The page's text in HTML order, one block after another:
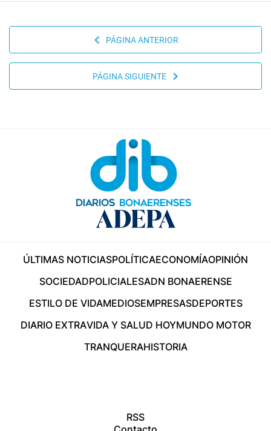
PÁGINA ANTERIOR
PÁGINA SIGUIENTE
ÚLTIMAS NOTICIASPOLÍTICAECONOMÍAOPINIÓN
SOCIEDADPOLICIALESADN BONAERENSE
ESTILO DE VIDAMEDIOSEMPRESASDEPORTES
DIARIO EXTRAVIDA Y SALUD HOYMUNDO MOTOR
TRANQUERAHISTORIA
RSS